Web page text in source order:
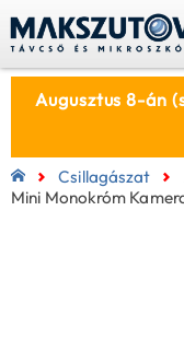
Augusztus 8-án
Csillagászat
Mini Monokróm